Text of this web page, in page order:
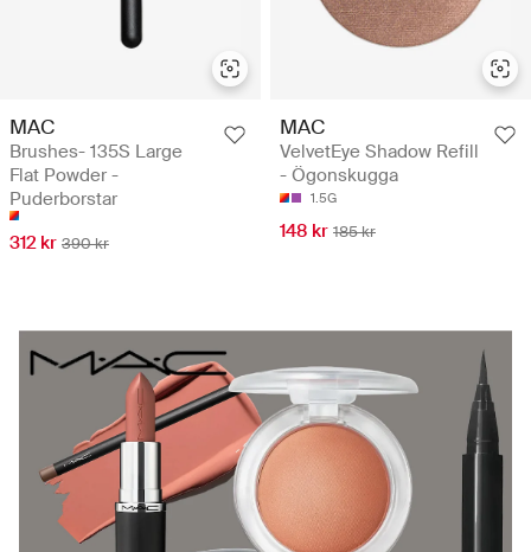
MAC
Brushes- 135S Large
Flat Powder -
Puderborstar
312 kr 390 kr
MAC
VelvetEye Shadow Refill
- Ögonskugga
1.5G
148 kr 185 kr